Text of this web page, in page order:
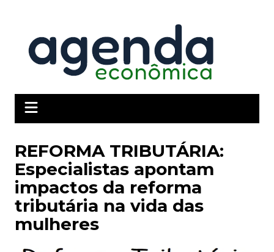
conteúdo
REFORMA TRIBUTÁRIA:
Especialistas apontam
impactos da reforma
tributária na vida das
mulheres